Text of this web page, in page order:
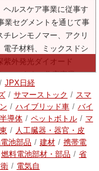
ルスケア事業に従事す
業セグメントを通じて事
レンモノマー、アクリ
電子材料、ミックスドシ
紫外発光ダイオード
ています。住宅事業で
量気泡コンクリート
ケア事業では、医薬品、
ルター、心肺蘇生関連
ジニアリング、環境エ
派遣・紹介サービスも
/ JPX日経
/ サマーストック / スマ
/ ハイブリッド車 / バイ
導体 / ペットボトル / マ
/ 人工臓器・器官・皮
池部品 / 建材 / 携帯電
燃料電池部材・部品 / 省
/ 電気自